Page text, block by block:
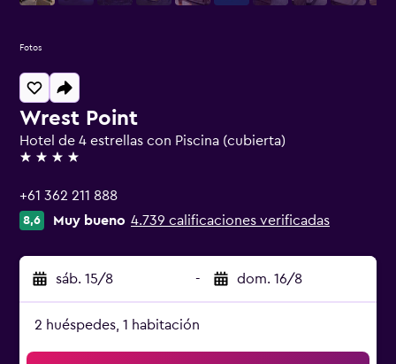
Wrest Point
Hotel de 4 estrellas con Piscina (cubierta)
4 estrellas
+61 362 211 888
8,6 Muy bueno 4.739 calificaciones verificadas
sáb. 15/8 - dom. 16/8
2 huéspedes, 1 habitación
Fotos